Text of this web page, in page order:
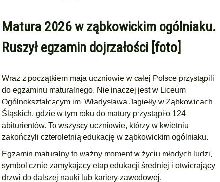
Matura 2026 w ząbkowickim ogólniaku.
Ruszył egzamin dojrzałości [foto]
Wraz z początkiem maja uczniowie w całej Polsce przystąpili
do egzaminu maturalnego. Nie inaczej jest w Liceum
Ogólnokształcącym im. Władysława Jagiełły w Ząbkowicach
Śląskich, gdzie w tym roku do matury przystąpiło 124
abiturientów. To wszyscy uczniowie, którzy w kwietniu
zakończyli czteroletnią edukację w ząbkowickim ogólniaku.
Egzamin maturalny to ważny moment w życiu młodych ludzi,
symbolicznie zamykający etap edukacji średniej i otwierający
drzwi do dalszej nauki lub kariery zawodowej.